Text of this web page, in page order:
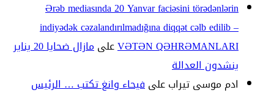
Ərəb mediasında 20 Yanvar faciəsini törədənlərin
indiyədək cəzalandırılmadığına diqqət cəlb edilib –
VƏTƏN QƏHRƏMANLARIعلى
مازال ضحايا 20 يناير
ينشدون العدالة
ادم موسى تيرابعلىفيحاء وانغ تكتب … الرئيس